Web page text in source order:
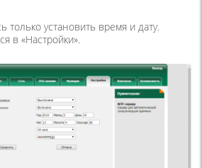
только установить время и дату.
в «Настройки».